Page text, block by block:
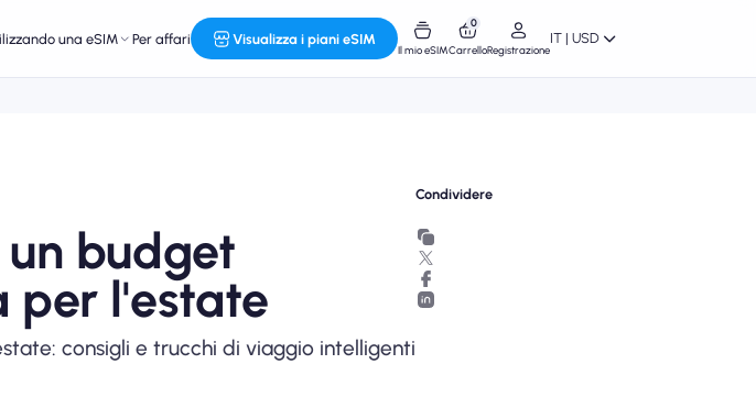
una eSIM Per affari Visualizza i piani eSIM
Il mio eSIM
0
CarrelloRegistrazione
IT | USD
budget
per l'estate
consigli e trucchi di viaggio intelligenti
Condividere